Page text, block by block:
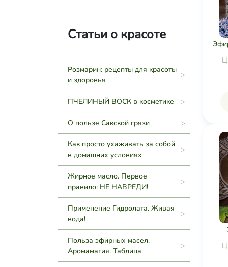
Статьи о красоте
Розмарин: рецепты для красоты
и здоровья
ПЧЕЛИНЫЙ ВОСК в косметике
О пользе Сакской грязи
Как просто ухаживать за собой
в домашних условиях
Жирное масло. Первое
правило: НЕ НАВРЕДИ!
Применение Гидролата. Живая
вода!
Польза эфирных масел.
Аромамагия. Таблица